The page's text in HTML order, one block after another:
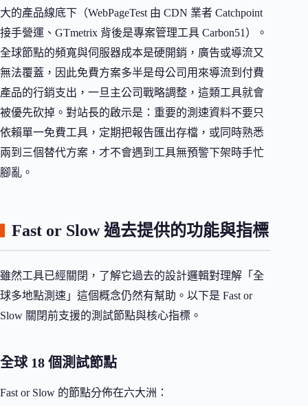
大的產品線底下（WebPageTest 由 CDN 業者 Catchpoint
接手營運、GTmetrix 背後是專案管理工具 Carbon51）。
全球節點的頻寬與伺服器成本是硬開銷，廣告或導流又
無法覆蓋，因此免費方案多半是母公司用來導流到付費
產品的行銷支出，一旦主公司戰略調整，這類工具就會
被優先砍掉。對站長的啟示是：重要的測速資料不要只
依賴單一免費工具，定期把報告匯出存檔，或同時熟悉
兩到三個替代方案，才不會遇到工具無預警下架時手忙
腳亂。
Fast or Slow 過去提供的功能與指標
雖然工具已經關閉，了解它過去的設計邏輯對理解「全
球多地點測速」這個概念仍然有幫助。以下是 Fast or
Slow 關閉前支援的測試節點與核心指標。
全球 18 個測試節點
Fast or Slow 的節點分佈在六大洲：